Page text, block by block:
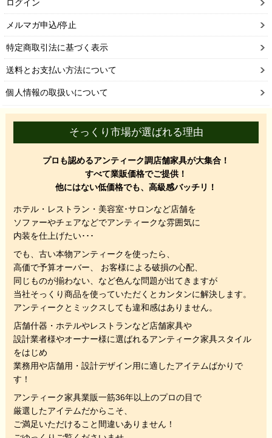
ログイン
メルマガ申込/停止
特定商取引法に基づく表示
送料とお支払い方法について
個人情報の取扱いについて
そっくり市場が選ばれる理由
プロも認めるアンティーク調店舗家具が大集合！
すべて業販価格でご提供！
他にはない低価格でも、高級感バッチリ！
ホテル・レストラン・美容室･サロンなど店舗を
ソファーやチェアなどでアンティークな雰囲気に
内装を仕上げたい･･･
でも、 古い本物アンティークを使ったら、
高価で予算オーバー、 お客様による破損の心配、
同じものが揃わない、 など色んな問題が出てきますが
当社そっくり商品を使っていただくと カンタンに解決します。
アンティークとミックスしても違和感はありません。
店舗什器・ホテルやレストランなど店舗家具や
設計業者様やオーナー様に選ばれるアンティーク家具スタイル
をはじめ
業務用や店舗用・設計デザイン用に適したアイテムばかりで
す！
アンティーク家具業販一筋36年以上のプロの目で
厳選したアイテムだからこそ、
ご満足いただけること間違いありません！